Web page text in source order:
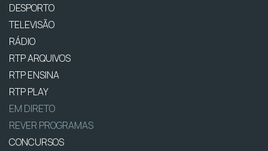
DESPORTO
TELEVISÃO
RÁDIO
RTP ARQUIVOS
RTP ENSINA
RTP PLAY
EM DIRETO
REVER PROGRAMAS
CONCURSOS